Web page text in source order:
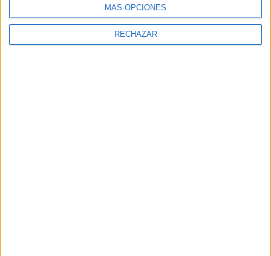
MÁS OPCIONES
RECHAZAR